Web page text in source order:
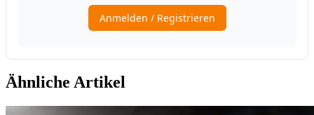
Ähnliche Artikel